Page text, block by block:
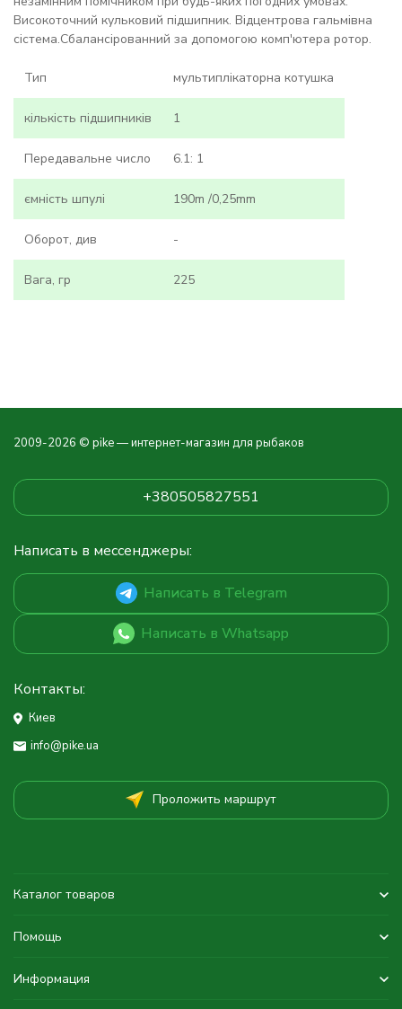
Високоточний кульковий підшипник. Відцентрова гальмівна
сістема.Сбалансірованний за допомогою комп'ютера ротор.
Тип мультиплікаторна котушка
кількість підшипників 1
Передавальне число 6.1: 1
ємність шпулі 190m /0,25mm
Оборот, див -
Вага, гр 225
2009-2026 © pike — интернет-магазин для рыбаков
+380505827551
Написать в мессенджеры:
Написать в Telegram
Написать в Whatsapp
Контакты:
Киев
info@pike.ua
Проложить маршрут
Каталог товаров
Помощь
Информация